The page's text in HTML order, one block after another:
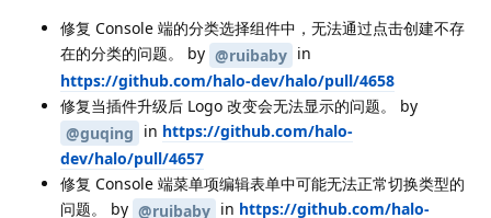
修复 Console 端的分类选择组件中，无法通过点击创建不存
在的分类的问题。 by @ruibaby in
https://github.com/halo-dev/halo/pull/4658
修复当插件升级后 Logo 改变会无法显示的问题。 by
@guqing in https://github.com/halo-
dev/halo/pull/4657
修复 Console 端菜单项编辑表单中可能无法正常切换类型的
问题。 by @ruibaby in https://github.com/halo-